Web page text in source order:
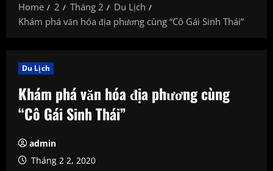
Home 2 Tháng 2
Du Lịch
Khám phá văn hóa địa phương cùng “Cô Gái Sinh Thái”
Du Lịch
Khám phá văn hóa địa phương cùng
“Cô Gái Sinh Thái”
admin
Tháng 2 2, 2020